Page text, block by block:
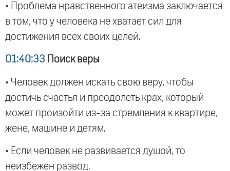
• Проблема нравственного атеизма заключается
в том, что у человека не хватает сил для
достижения всех своих целей.
01:40:33 Поиск веры
• Человек должен искать свою веру, чтобы
достичь счастья и преодолеть крах, который
может произойти из-за стремления к квартире,
жене, машине и детям.
• Если человек не развивается душой, то
неизбежен развод.